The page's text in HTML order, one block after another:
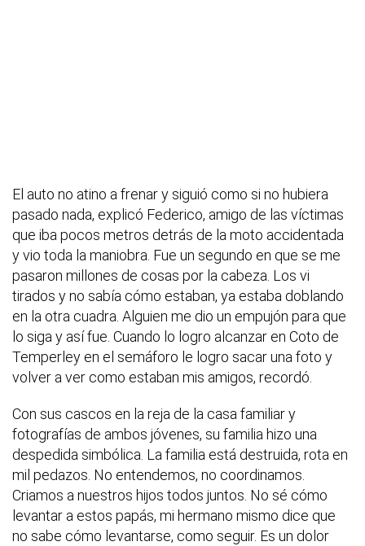
El auto no atino a frenar y siguió como si no hubiera
pasado nada, explicó Federico, amigo de las víctimas
que iba pocos metros detrás de la moto accidentada
y vio toda la maniobra. Fue un segundo en que se me
pasaron millones de cosas por la cabeza. Los vi
tirados y no sabía cómo estaban, ya estaba doblando
en la otra cuadra. Alguien me dio un empujón para que
lo siga y así fue. Cuando lo logro alcanzar en Coto de
Temperley en el semáforo le logro sacar una foto y
volver a ver como estaban mis amigos, recordó.
Con sus cascos en la reja de la casa familiar y
fotografías de ambos jóvenes, su familia hizo una
despedida simbólica. La familia está destruida, rota en
mil pedazos. No entendemos, no coordinamos.
Criamos a nuestros hijos todos juntos. No sé cómo
levantar a estos papás, mi hermano mismo dice que
no sabe cómo levantarse, como seguir. Es un dolor